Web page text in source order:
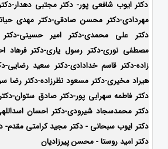
دکتر ایوب شافعی پور- دکتر مجتبی دهدار-دکتر
مهردادی-دکتر محسن صادقی-دکتر مهدی
دکتر علی محمدی-دکتر امیر حسینی-دکتر
مصطفی نوری-دکتر رسول یاری-دکتر فرهاد
زاده-دکتر قاسم خدادادی-دکتر سعید رضایی-
هیراد مخیری-دکتر مسعود نظرزاده-دکتر رضا
دکتر فاطمه سهرابی پور-دکتر صادق ستوان-
دکتر محمدسجاد شیرودی-دکتر احسان
دکتر ایوب سبحانی - دکتر مجید کرامتی مقدم-
دکتر امید روستا - محسن پیرزادیان